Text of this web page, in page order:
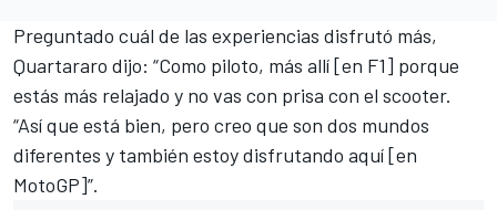
Preguntado cuál de las experiencias disfrutó más,
Quartararo dijo: “Como piloto, más allí [en F1] porque
estás más relajado y no vas con prisa con el scooter.
“Así que está bien, pero creo que son dos mundos
diferentes y también estoy disfrutando aquí [en
MotoGP]”.